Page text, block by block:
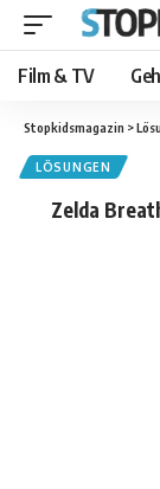
Film & TV
Stopkidsmagazin >
LÖSUNGEN
Zelda